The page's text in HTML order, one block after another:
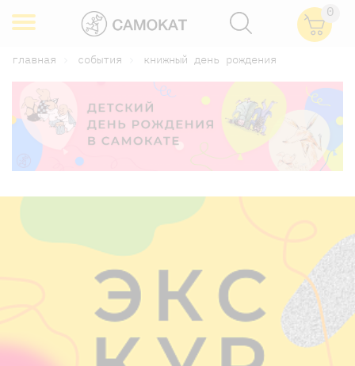
0
главная события книжный день рождения